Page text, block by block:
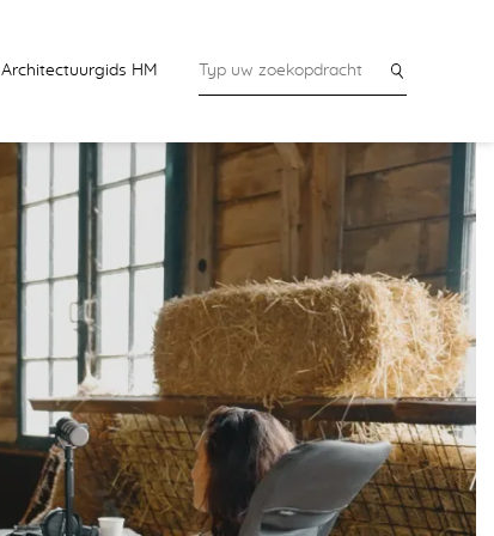
Architectuurgids HM